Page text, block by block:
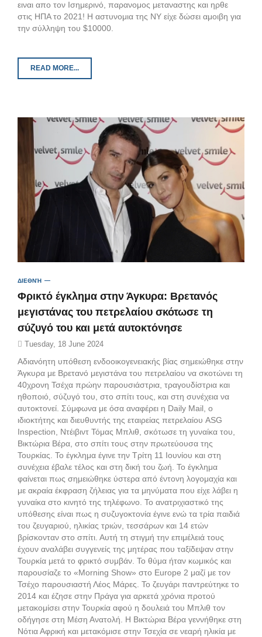
ειναι απο τον Ισημερινό, παρανομος μεταναστης και ηρθε
στις ΗΠΑ το 2021! Η αστυνομια της ΝΥ είχε δώσει αμοιβη για
την σύλληψη του $10000.
READ MORE...
ΔΙΕΘΝΉ
Φρικτό έγκλημα στην Άγκυρα: Βρετανός
μεγιστάνας του πετρελαίου σκότωσε τη
σύζυγό του και μετά αυτοκτόνησε
Tuesday, 18 June 2024
Αδιανόητη υπόθεση ενδοοικογενειακής βίας σημειώθηκε στην
Άγκυρα με Βρετανό μεγιστάνα του πετρελαίου να σκοτώνει τη
40χρονη Τσέχα πρώην παρουσιάστρια, τραγουδίστρια και
ηθοποιό, σύζυγό του, στο σπίτι τους, και στη συνέχεια να
αυτοκτονεί. Σύμφωνα με όσα αναφέρει η Daily Mail, ο
ιδιοκτήτης και διευθυντής της εταιρείας πετρελαίου ASG
Inspection, Ντέιβιντ Τόμας Μπλιθ, σκότωσε τη γυναίκα του,
Βικτώρια Βέρα, στο σπίτι τους στην πρωτεύουσα της
Τουρκίας. Το έγκλημα έγινε την Τρίτη 11 Ιουνίου και στη
συνέχεια έβαλε τέλος και στη δική του ζωή. Το έγκλημα
φαίνεται πως σημειώθηκε ύστερα από έντονη λογομαχία και
με ακραία έκφραση ζήλειας για τα μηνύματα που είχε λάβει η
γυναίκα στο κινητό της τηλέφωνο. Το ανατριχιαστικό της
υπόθεσης είναι πως η συζυγοκτονία έγινε ενώ τα τρία παιδιά
του ζευγαριού, ηλικίας τριών, τεσσάρων και 14 ετών
βρίσκονταν στο σπίτι. Αυτή τη στιγμή την επιμέλειά τους
έχουν αναλάβει συγγενείς της μητέρας που ταξίδεψαν στην
Τουρκία μετά το φρικτό συμβάν. Το θύμα ήταν κωμικός και
παρουσίαζε το «Morning Show» στο Europe 2 μαζί με τον
Τσέχο παρουσιαστή Λέος Μάρες. Το ζευγάρι παντρεύτηκε το
2014 και έζησε στην Πράγα για αρκετά χρόνια προτού
μετακομίσει στην Τουρκία αφού η δουλειά του Μπλιθ τον
οδήγησε στη Μέση Ανατολή. Η Βικτώρια Βέρα γεννήθηκε στη
Νότια Αφρική και μετακόμισε στην Τσεχία σε νεαρή ηλικία με